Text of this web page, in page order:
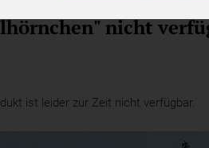
nicht
ist leider zur Zeit nicht verfügbar.